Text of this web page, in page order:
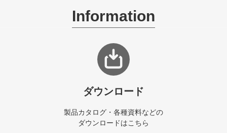
Information
ダウンロード
製品カタログ・各種資料などの
ダウンロードはこちら